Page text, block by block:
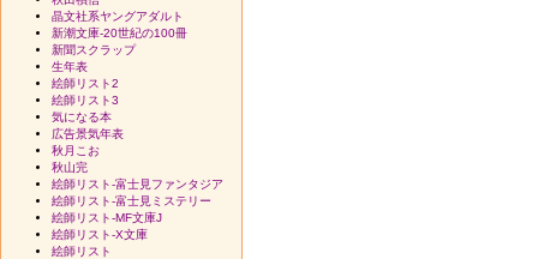
晶文社系ヤングアダルト
新潮文庫-20世紀の100冊
新聞スクラップ
生年表
絵師リスト2
絵師リスト3
気になる本
広告景気年表
秋月こお
秋山完
絵師リスト-富士見ファンタジア
絵師リスト-富士見ミステリー
絵師リスト-MF文庫J
絵師リスト-X文庫
絵師リスト